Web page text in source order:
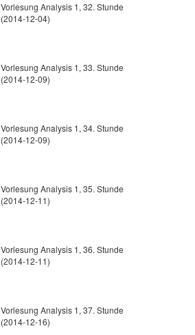
Vorlesung Analysis 1, 32. Stunde
(2014-12-04)
Vorlesung Analysis 1, 33. Stunde
(2014-12-09)
Vorlesung Analysis 1, 34. Stunde
(2014-12-09)
Vorlesung Analysis 1, 35. Stunde
(2014-12-11)
Vorlesung Analysis 1, 36. Stunde
(2014-12-11)
Vorlesung Analysis 1, 37. Stunde
(2014-12-16)